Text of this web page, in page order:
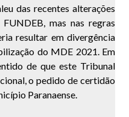
das recentes alterações
mas nas regras
resultar em divergência
do MDE 2021. Em
de que este Tribunal
o pedido de certidão
Paranaense.